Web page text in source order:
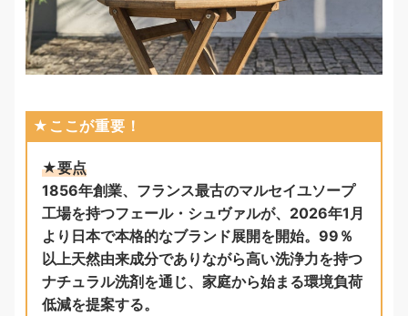
★ここが重要！
★要点
1856年創業、フランス最古のマルセイユソープ
工場を持つフェール・シュヴァルが、2026年1月
より日本で本格的なブランド展開を開始。99％
以上天然由来成分でありながら高い洗浄力を持つ
ナチュラル洗剤を通じ、家庭から始まる環境負荷
低減を提案する。